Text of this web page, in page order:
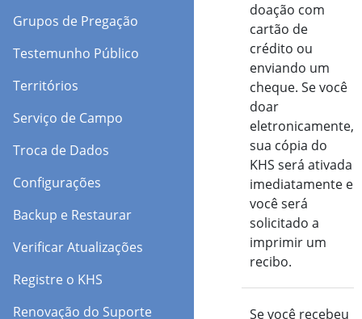
Grupos de Pregação
Testemunho Público
Territórios
Serviço de Campo
Troca de Dados
Configurações
Backup e Restaurar
Verificar Atualizações
Registre o KHS
Renovação do Suporte
doação com
cartão de
crédito ou
enviando um
cheque. Se você
doar
eletronicamente,
sua cópia do
KHS será ativada
imediatamente e
você será
solicitado a
imprimir um
recibo.
Ativar
Se você recebeu